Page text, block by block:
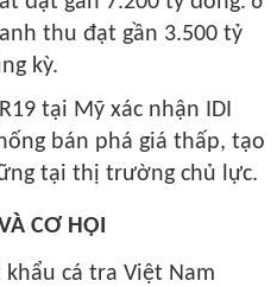
thu đạt gần 3.500 tỷ
kỳ.
tại Mỹ xác nhận IDI
bán phá giá thấp, tạo
tại thị trường chủ lực.
CƠ HỘI
khẩu cá tra Việt Nam